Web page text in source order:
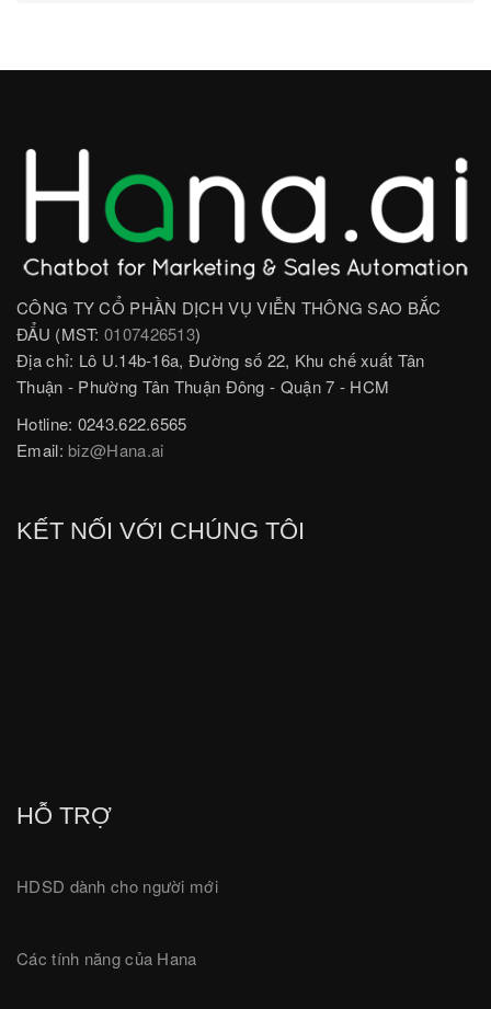
CÔNG TY CỔ PHẦN DỊCH VỤ VIỄN THÔNG SAO BẮC
ĐẨU (MST:0107426513)
Địa chỉ: Lô U.14b-16a, Đường số 22, Khu chế xuất Tân
Thuận - Phường Tân Thuận Đông - Quận 7 - HCM
Hotline: 0243.622.6565
Email:biz@Hana.ai
KẾT NỐI VỚI CHÚNG TÔI
HỖ TRỢ
HDSD dành cho người mới
Các tính năng của Hana